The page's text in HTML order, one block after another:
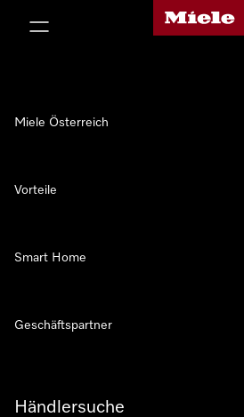
Miele-Homepage
Händlersuche
Miele Österreich
Vorteile
Smart Home
Geschäftspartner